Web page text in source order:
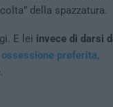
della spazzatura.
E lei invece di darsi
ossessione preferita,